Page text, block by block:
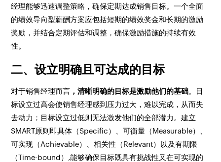
经理能够迅速调整策略，确保定期达成销售目标。一个全面
的绩效导向型薪酬方案应包括短期的绩效奖金和长期的激励
奖励，并结合定期评估和调整，确保激励措施的持续有效
性。
二、设立明确且可达成的目标
对于销售经理而言 ，清晰明确的目标是激励他们的基础。目
标设立过高会使销售经理感到压力过大，难以完成，从而失
去动力；目标设立过低则无法激发他们的全部潜力。建立
SMART原则即具体（Specific）、可衡量（Measurable）、
可实现（Achievable）、相关性（Relevant）以及有期限
（Time-bound）,能够确保目标既具有挑战性又在可实现的